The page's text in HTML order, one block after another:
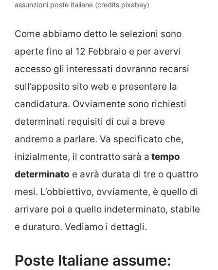
assunzioni poste italiane (credits pixabay)
Come abbiamo detto le selezioni sono
aperte fino al 12 Febbraio e per avervi
accesso gli interessati dovranno recarsi
sull’apposito sito web e presentare la
candidatura. Ovviamente sono richiesti
determinati requisiti di cui a breve
andremo a parlare. Va specificato che,
inizialmente, il contratto sarà a tempo
determinato e avrà durata di tre o quattro
mesi. L’obbiettivo, ovviamente, è quello di
arrivare poi a quello indeterminato, stabile
e duraturo. Vediamo i dettagli.
Poste Italiane assume: